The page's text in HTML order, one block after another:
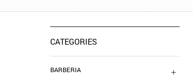
CATEGORIES
BARBERIA